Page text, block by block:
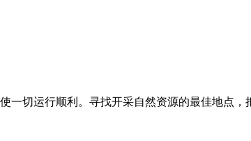
切运行顺利。寻找开采自然资源的最佳地点